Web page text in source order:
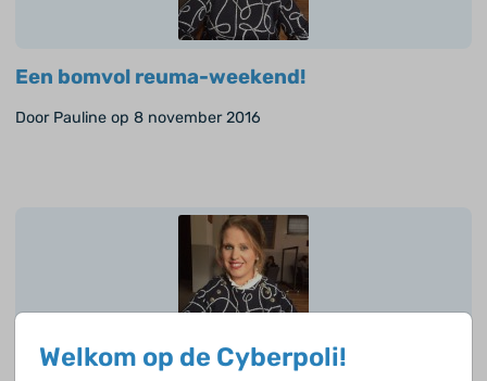
Een bomvol reuma-weekend!
Door Pauline op 8 november 2016
Welkom op de Cyberpoli!